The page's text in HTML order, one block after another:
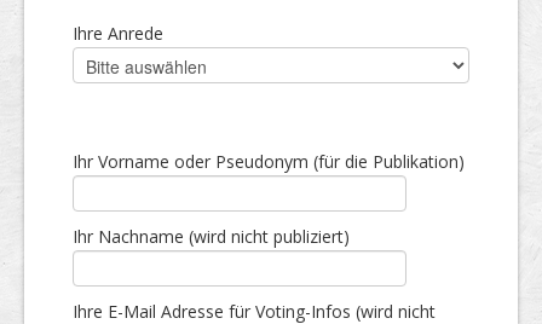
Ihre Anrede
Ihr Vorname oder Pseudonym (für die Publikation)
Ihr Nachname (wird nicht publiziert)
Ihre E-Mail Adresse für Voting-Infos (wird nicht